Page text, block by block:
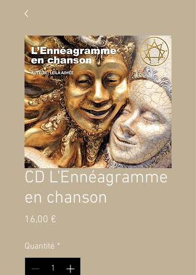
CD L'Ennéagramme
en chanson
16,00 €
Quantité *